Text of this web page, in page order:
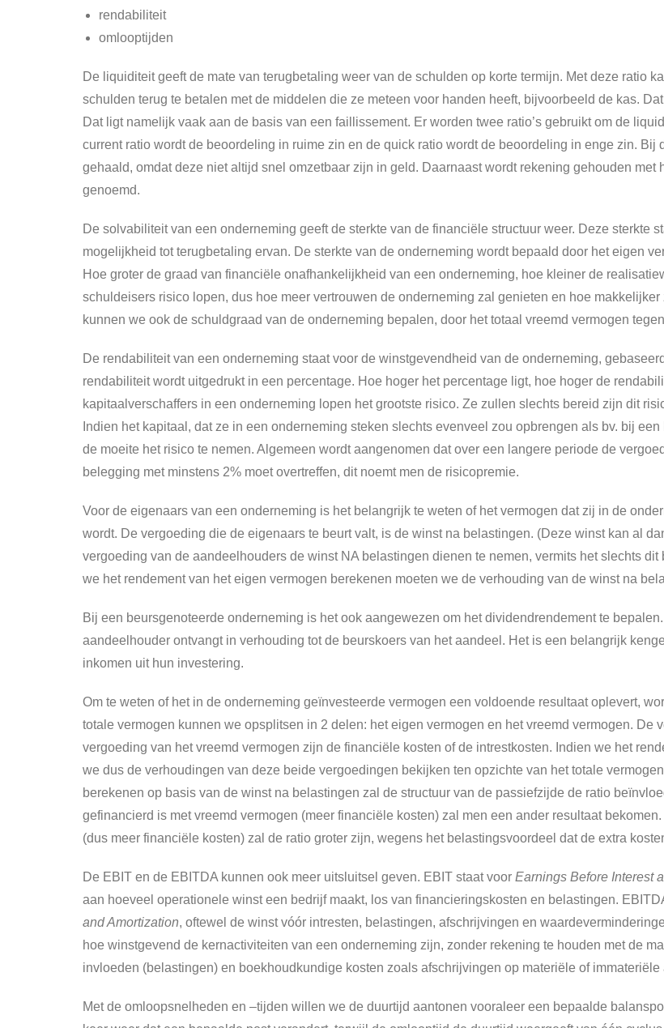
rendabiliteit
omlooptijden
De liquiditeit geeft de mate van terugbetaling weer van de schulden op korte termijn. Met deze ratio
schulden terug te betalen met de middelen die ze meteen voor handen heeft, bijvoorbeeld de kas.
Dat ligt namelijk vaak aan de basis van een faillissement. Er worden twee ratio’s gebruikt om de
current ratio wordt de beoordeling in ruime zin en de quick ratio wordt de beoordeling in enge zin.
gehaald, omdat deze niet altijd snel omzetbaar zijn in geld. Daarnaast wordt rekening gehouden
genoemd.
De solvabiliteit van een onderneming geeft de sterkte van de financiële structuur weer. Deze sterkte
mogelijkheid tot terugbetaling ervan. De sterkte van de onderneming wordt bepaald door het eigen
Hoe groter de graad van financiële onafhankelijkheid van een onderneming, hoe kleiner de
schuldeisers risico lopen, dus hoe meer vertrouwen de onderneming zal genieten en hoe
kunnen we ook de schuldgraad van de onderneming bepalen, door het totaal vreemd vermogen
De rendabiliteit van een onderneming staat voor de winstgevendheid van de onderneming,
rendabiliteit wordt uitgedrukt in een percentage. Hoe hoger het percentage ligt, hoe hoger de
kapitaalverschaffers in een onderneming lopen het grootste risico. Ze zullen slechts bereid zijn dit
Indien het kapitaal, dat ze in een onderneming steken slechts evenveel zou opbrengen als bv. bij
de moeite het risico te nemen. Algemeen wordt aangenomen dat over een langere periode de
belegging met minstens 2% moet overtreffen, dit noemt men de risicopremie.
Voor de eigenaars van een onderneming is het belangrijk te weten of het vermogen dat zij in de
wordt. De vergoeding die de eigenaars te beurt valt, is de winst na belastingen. (Deze winst kan al
vergoeding van de aandeelhouders de winst NA belastingen dienen te nemen, vermits het slechts
we het rendement van het eigen vermogen berekenen moeten we de verhouding van de winst na
Bij een beursgenoteerde onderneming is het ook aangewezen om het dividendrendement te
aandeelhouder ontvangt in verhouding tot de beurskoers van het aandeel. Het is een belangrijk
inkomen uit hun investering.
Om te weten of het in de onderneming geïnvesteerde vermogen een voldoende resultaat oplevert,
totale vermogen kunnen we opsplitsen in 2 delen: het eigen vermogen en het vreemd vermogen. De
vergoeding van het vreemd vermogen zijn de financiële kosten of de intrestkosten. Indien we het
we dus de verhoudingen van deze beide vergoedingen bekijken ten opzichte van het totale
berekenen op basis van de winst na belastingen zal de structuur van de passiefzijde de ratio
gefinancierd is met vreemd vermogen (meer financiële kosten) zal men een ander resultaat
(dus meer financiële kosten) zal de ratio groter zijn, wegens het belastingsvoordeel dat de extra
De EBIT en de EBITDA kunnen ook meer uitsluitsel geven. EBIT staat voor Earnings Before Interest
aan hoeveel operationele winst een bedrijf maakt, los van financieringskosten en belastingen.
and Amortization, oftewel de winst vóór intresten, belastingen, afschrijvingen en
hoe winstgevend de kernactiviteiten van een onderneming zijn, zonder rekening te houden met de
invloeden (belastingen) en boekhoudkundige kosten zoals afschrijvingen op materiële of immateriële
Met de omloopsnelheden en –tijden willen we de duurtijd aantonen vooraleer een bepaalde